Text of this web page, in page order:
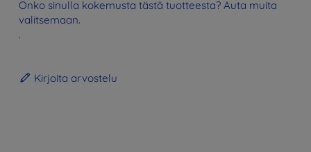
Onko sinulla kokemusta tästä tuotteesta? Auta muita
valitsemaan.
.
Kirjoita arvostelu